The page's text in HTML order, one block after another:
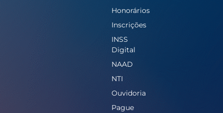
Honorários
Inscrições
INSS
Digital
NAAD
NTI
Ouvidoria
Pague